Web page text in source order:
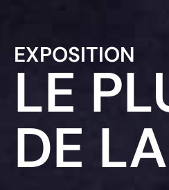
EXPOSITION
LE
DE